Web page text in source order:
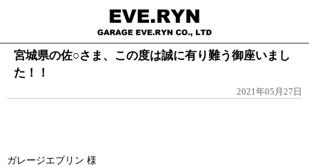
宮城県の佐○さま、この度は誠に有り難う御座いまし
た！！
2021年05月27日
ガレージエブリン 様